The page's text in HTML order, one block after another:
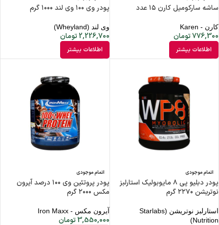
ساشه سارکومیل کارن ۱۵ عدد
کارن - Karen
776,300تومان
اطلاعات بیشتر
پودر وی ۱۰۰ وی لند ۱۰۰۰ گرم
وی لند (Wheyland)
2,226,700 تومان
اطلاعات بیشتر
اتمام موجودی
پودر دبلیو پی ۸ مایوبولیک استارلبز
نوتریشن ۲۲۷۰ گرم
استارلبز نوتریشن (Starlabs
Nutrition)
اتمام موجودی
پودر پروتئین وی ۱۰۰ درصد آیرون
مکس ۲۰۰۰ گرم
آیرون مکس - Iron Maxx
3,550,000 تومان